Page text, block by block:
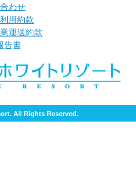
わせ
用約款
運送約款
告書
All Rights Reserved.